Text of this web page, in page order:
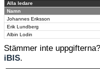
Alla ledare
Namn
Johannes Eriksson
Erik Lundberg
Albin Lodin
Stämmer inte
iBIS.